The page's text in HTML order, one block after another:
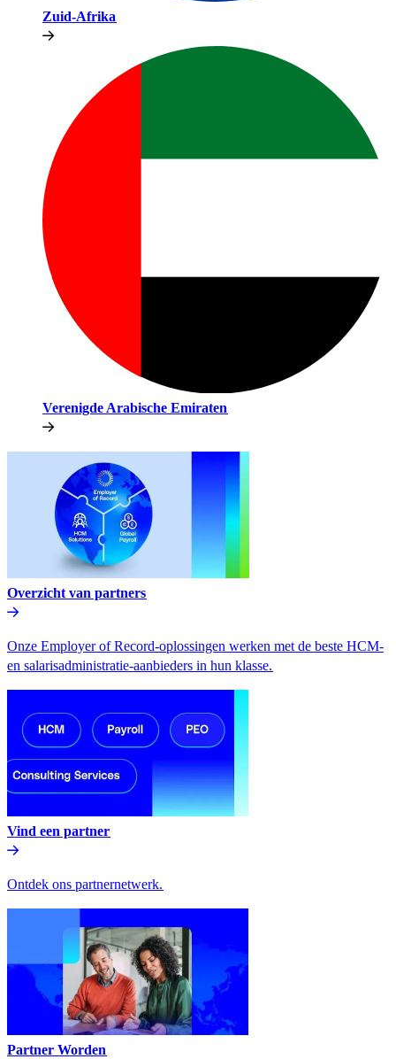
Zuid-Afrika​​
Verenigde Arabische Emiraten​​
Overzicht van partners​​
Onze Employer of Record-oplossingen werken met de beste HCM-
en salarisadministratie-aanbieders in hun klasse.​​
Vind een partner​​
Ontdek ons partnernetwerk.​​
Partner Worden​​